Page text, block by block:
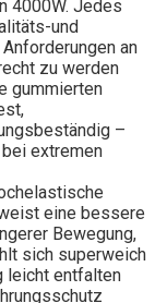
4000W. Jedes
und
an
zu werden
gummierten
–
extremen
eine bessere
Bewegung,
sich superweich
leicht entfalten